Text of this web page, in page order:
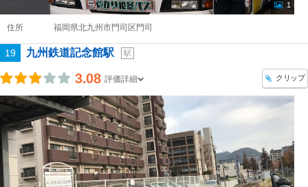
1
住所 福岡県北九州市門司区門司
19 九州鉄道記念館駅 駅
3.08 評価詳細 クリップ